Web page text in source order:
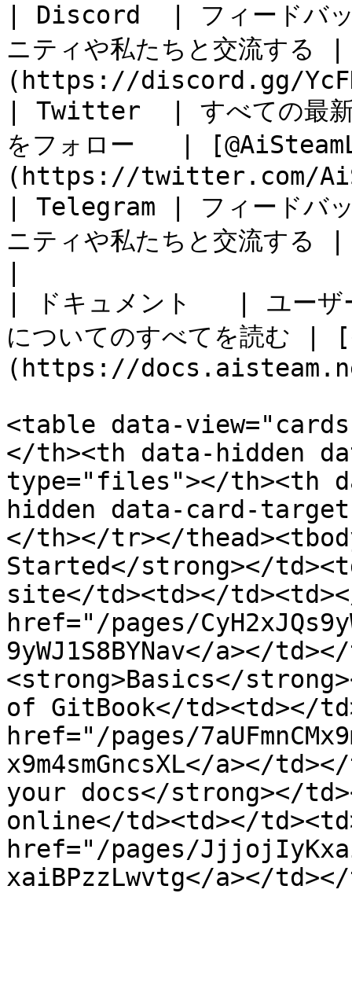
| Discord  | フィードバッ
ニティや私たちと交流す
(https://discord.gg/
| Twitter  | すべての最新
をフォロー   |
(https://twitter.com/
| Telegram | フィードバッ
ニティや私たちと交流す
| ドキュメント   | ユーザ
についてのすべてを読む
(https://
<table data-
</th><th data-hidden
type="files"></th><th
hidden data-card-
</th></tr></
Started</strong></
site</td><td></
href="/pages/
9yWJ1S8BYNav</a></
<strong>Basics</
of GitBook</td><td></
href="/pages/
x9m4smGncsXL</a></
your docs</strong></
online</td><td></
href="/pages/